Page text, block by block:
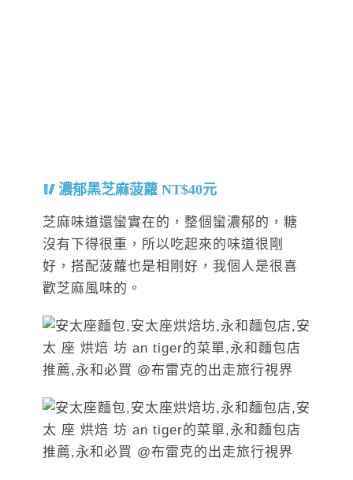
濃郁黑芝麻菠蘿 NT$40元
芝麻味道還蠻實在的，整個蠻濃郁的，糖
沒有下得很重，所以吃起來的味道很剛
好，搭配菠蘿也是相剛好，我個人是很喜
歡芝麻風味的。